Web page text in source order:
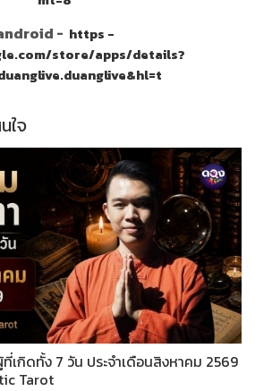
- https -
store/apps/details?
ใจ
เกิดทั้ง 7 วัน ประจำเดือนสิงหาคม 2569
Tarot